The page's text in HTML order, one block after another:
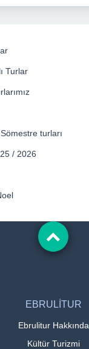
Turlar
turları
/ 2026
EBRULİTUR
Ebrulitur Hakkında
Kültür Turizmi